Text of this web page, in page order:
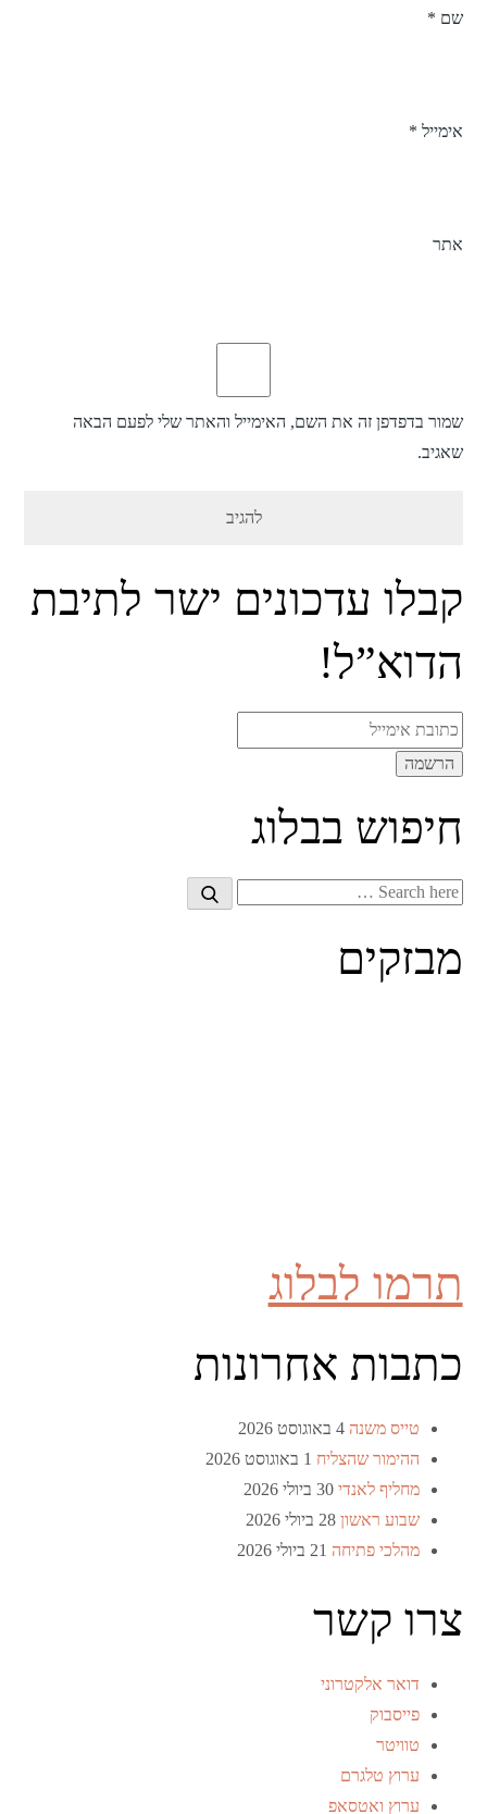
שם *
אימייל *
אתר
שמור בדפדפן זה את השם, האימייל והאתר שלי לפעם הבאה
שאגיב.
קבלו עדכונים ישר לתיבת
הדוא”ל!
חיפוש בבלוג
Search
Search
מבזקים
תרמו לבלוג
כתבות אחרונות
טייס משנה 4 באוגוסט 2026
ההימור שהצליח 1 באוגוסט 2026
מחליף לאנדי 30 ביולי 2026
שבוע ראשון 28 ביולי 2026
מהלכי פתיחה 21 ביולי 2026
צרו קשר
דואר אלקטרוני
פייסבוק
טוויטר
ערוץ טלגרם
ערוץ ואטסאפ